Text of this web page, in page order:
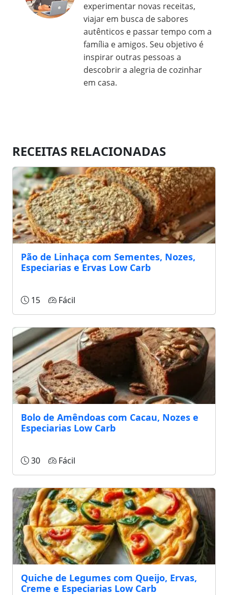
experimentar novas receitas,
viajar em busca de sabores
autênticos e passar tempo com a
família e amigos. Seu objetivo é
inspirar outras pessoas a
descobrir a alegria de cozinhar
em casa.
RECEITAS RELACIONADAS
Pão de Linhaça com Sementes, Nozes,
Especiarias e Ervas Low Carb
15 Fácil
Bolo de Amêndoas com Cacau, Nozes e
Especiarias Low Carb
30 Fácil
Quiche de Legumes com Queijo, Ervas,
Creme e Especiarias Low Carb